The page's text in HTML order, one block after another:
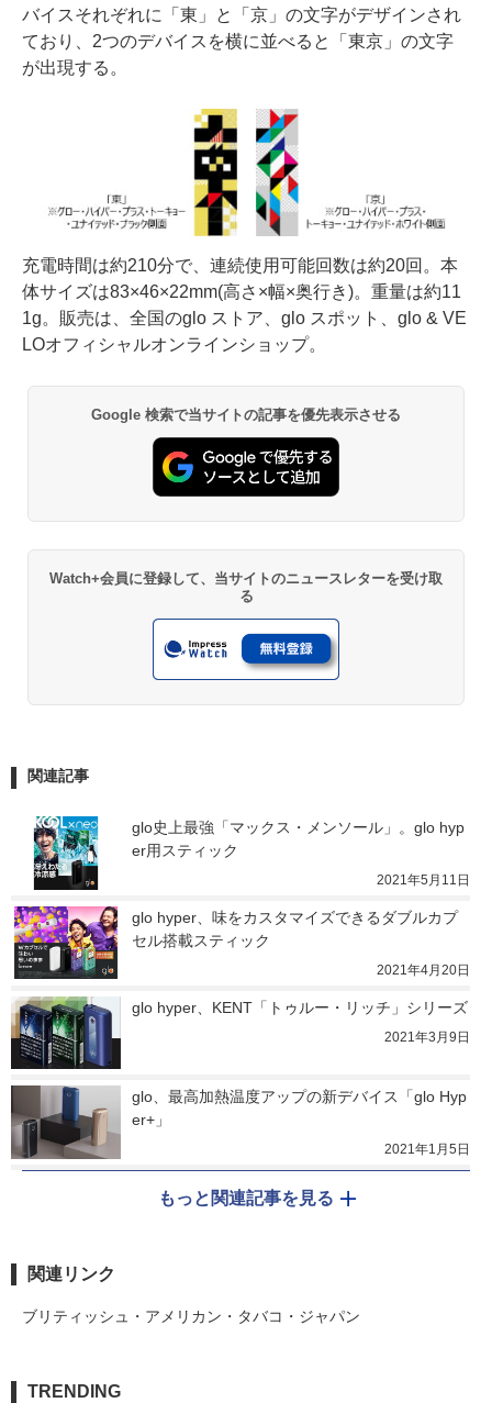
バイスそれぞれに「東」と「京」の文字がデザインされ
ており、2つのデバイスを横に並べると「東京」の文字
が出現する。
充電時間は約210分で、連続使用可能回数は約20回。本
体サイズは83×46×22mm(高さ×幅×奥行き)。重量は約11
1g。販売は、全国のglo ストア、glo スポット、glo & VE
LOオフィシャルオンラインショップ。
Google 検索で当サイトの記事を優先表示させる
Watch+会員に登録して、当サイトのニュースレターを受け取
る
関連記事
glo史上最強「マックス・メンソール」。glo hyp
er用スティック
2021年5月11日
glo hyper、味をカスタマイズできるダブルカプ
セル搭載スティック
2021年4月20日
glo hyper、KENT「トゥルー・リッチ」シリーズ
2021年3月9日
glo、最高加熱温度アップの新デバイス「glo Hyp
er+」
2021年1月5日
もっと関連記事を見る
関連リンク
ブリティッシュ・アメリカン・タバコ・ジャパン
TRENDING